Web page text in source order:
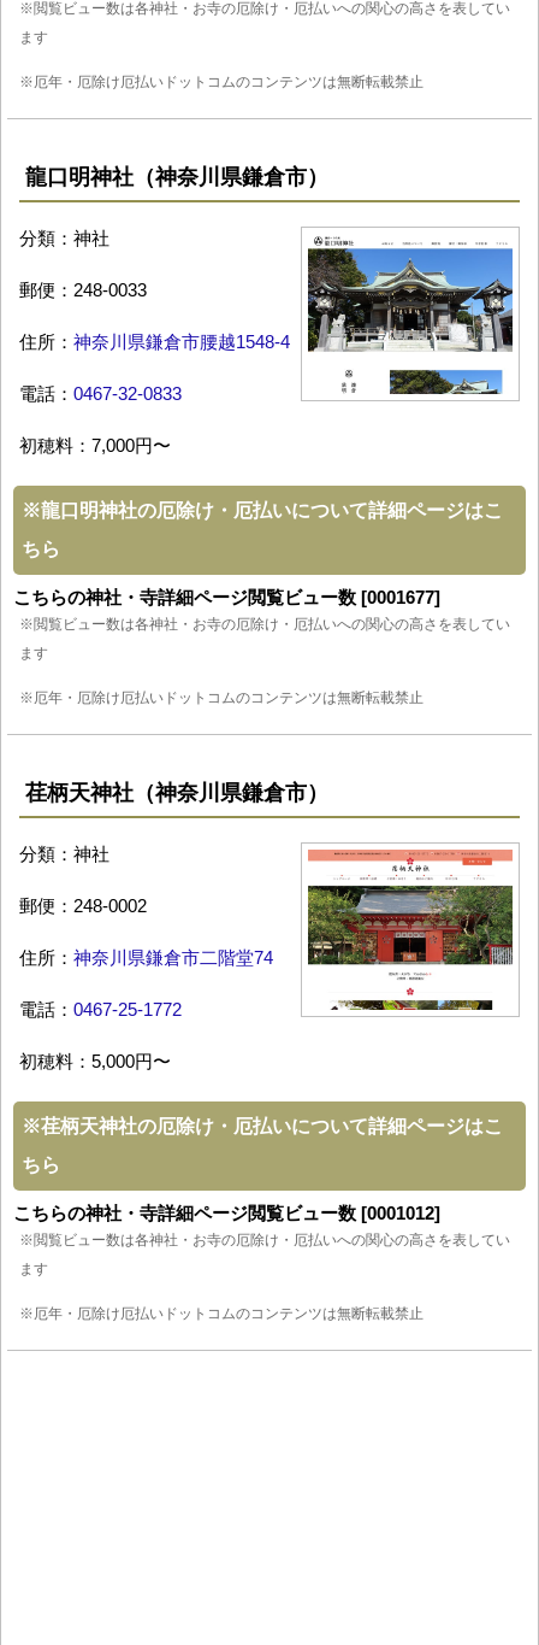
※閲覧ビュー数は各神社・お寺の厄除け・厄払いへの関心の高さを表してい
ます
※厄年・厄除け厄払いドットコムのコンテンツは無断転載禁止
龍口明神社（神奈川県鎌倉市）
分類：神社
郵便：248-0033
住所： 神奈川県鎌倉市腰越1548-4
電話： 0467-32-0833
初穂料：7,000円〜
※龍口明神社の厄除け・厄払いについて詳細ページはこ
ちら
こちらの神社・寺詳細ページ閲覧ビュー数 [0001677]
※閲覧ビュー数は各神社・お寺の厄除け・厄払いへの関心の高さを表してい
ます
※厄年・厄除け厄払いドットコムのコンテンツは無断転載禁止
荏柄天神社（神奈川県鎌倉市）
分類：神社
郵便：248-0002
住所： 神奈川県鎌倉市二階堂74
電話： 0467-25-1772
初穂料：5,000円〜
※荏柄天神社の厄除け・厄払いについて詳細ページはこ
ちら
こちらの神社・寺詳細ページ閲覧ビュー数 [0001012]
※閲覧ビュー数は各神社・お寺の厄除け・厄払いへの関心の高さを表してい
ます
※厄年・厄除け厄払いドットコムのコンテンツは無断転載禁止